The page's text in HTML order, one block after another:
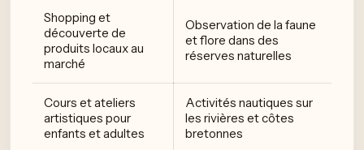
Shopping et
découverte de
produits locaux au
marché
Observation de la faune
et flore dans des
réserves naturelles
Cours et ateliers
artistiques pour
enfants et adultes
Activités nautiques sur
les rivières et côtes
bretonnes